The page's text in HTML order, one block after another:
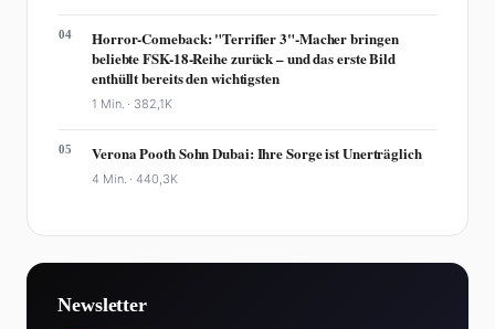
04
Horror-Comeback: "Terrifier 3"-Macher bringen
beliebte FSK-18-Reihe zurück – und das erste Bild
enthüllt bereits den wichtigsten
1 Min. · 382,1K
05 Verona Pooth Sohn Dubai: Ihre Sorge ist Unerträglich
4 Min. ·440,3K
Newsletter